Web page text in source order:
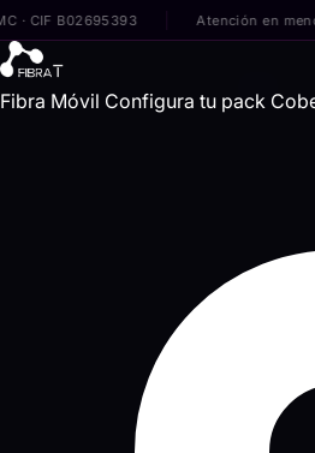
Atención en menos de 4
Fibra Móvil Configura tu pack